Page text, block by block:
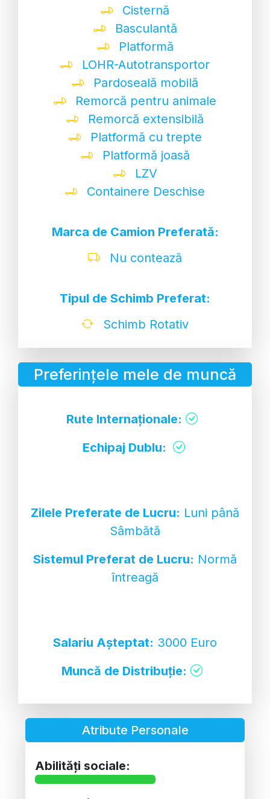
Cisternă
Basculantă
Platformă
LOHR-Autotransportor
Pardoseală mobilă
Remorcă pentru animale
Remorcă extensibilă
Platformă cu trepte
Platformă joasă
LZV
Containere Deschise
Marca de Camion Preferată:
Nu contează
Tipul de Schimb Preferat:
Schimb Rotativ
Preferințele mele de muncă
Rute Internaționale:
Echipaj Dublu:
Zilele Preferate de Lucru: Luni până
Sâmbătă
Sistemul Preferat de Lucru: Normă
întreagă
Salariu Așteptat: 3000 Euro
Muncă de Distribuție:
Atribute Personale
Abilități sociale: